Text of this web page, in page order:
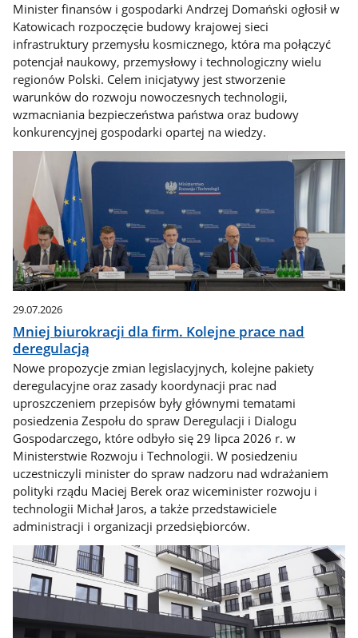
Minister finansów i gospodarki Andrzej Domański ogłosił w
Katowicach rozpoczęcie budowy krajowej sieci
infrastruktury przemysłu kosmicznego, która ma połączyć
potencjał naukowy, przemysłowy i technologiczny wielu
regionów Polski. Celem inicjatywy jest stworzenie
warunków do rozwoju nowoczesnych technologii,
wzmacniania bezpieczeństwa państwa oraz budowy
konkurencyjnej gospodarki opartej na wiedzy.
29.07.2026
Mniej biurokracji dla firm. Kolejne prace nad
deregulacją
Nowe propozycje zmian legislacyjnych, kolejne pakiety
deregulacyjne oraz zasady koordynacji prac nad
uproszczeniem przepisów były głównymi tematami
posiedzenia Zespołu do spraw Deregulacji i Dialogu
Gospodarczego, które odbyło się 29 lipca 2026 r. w
Ministerstwie Rozwoju i Technologii. W posiedzeniu
uczestniczyli minister do spraw nadzoru nad wdrażaniem
polityki rządu Maciej Berek oraz wiceminister rozwoju i
technologii Michał Jaros, a także przedstawiciele
administracji i organizacji przedsiębiorców.